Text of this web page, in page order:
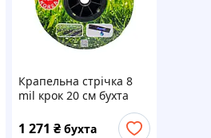
Крапельна стрічка 8
mil крок 20 см бухта
500 метрів емітерна
GOLDEN DRIP
1 271 ₴ бухта